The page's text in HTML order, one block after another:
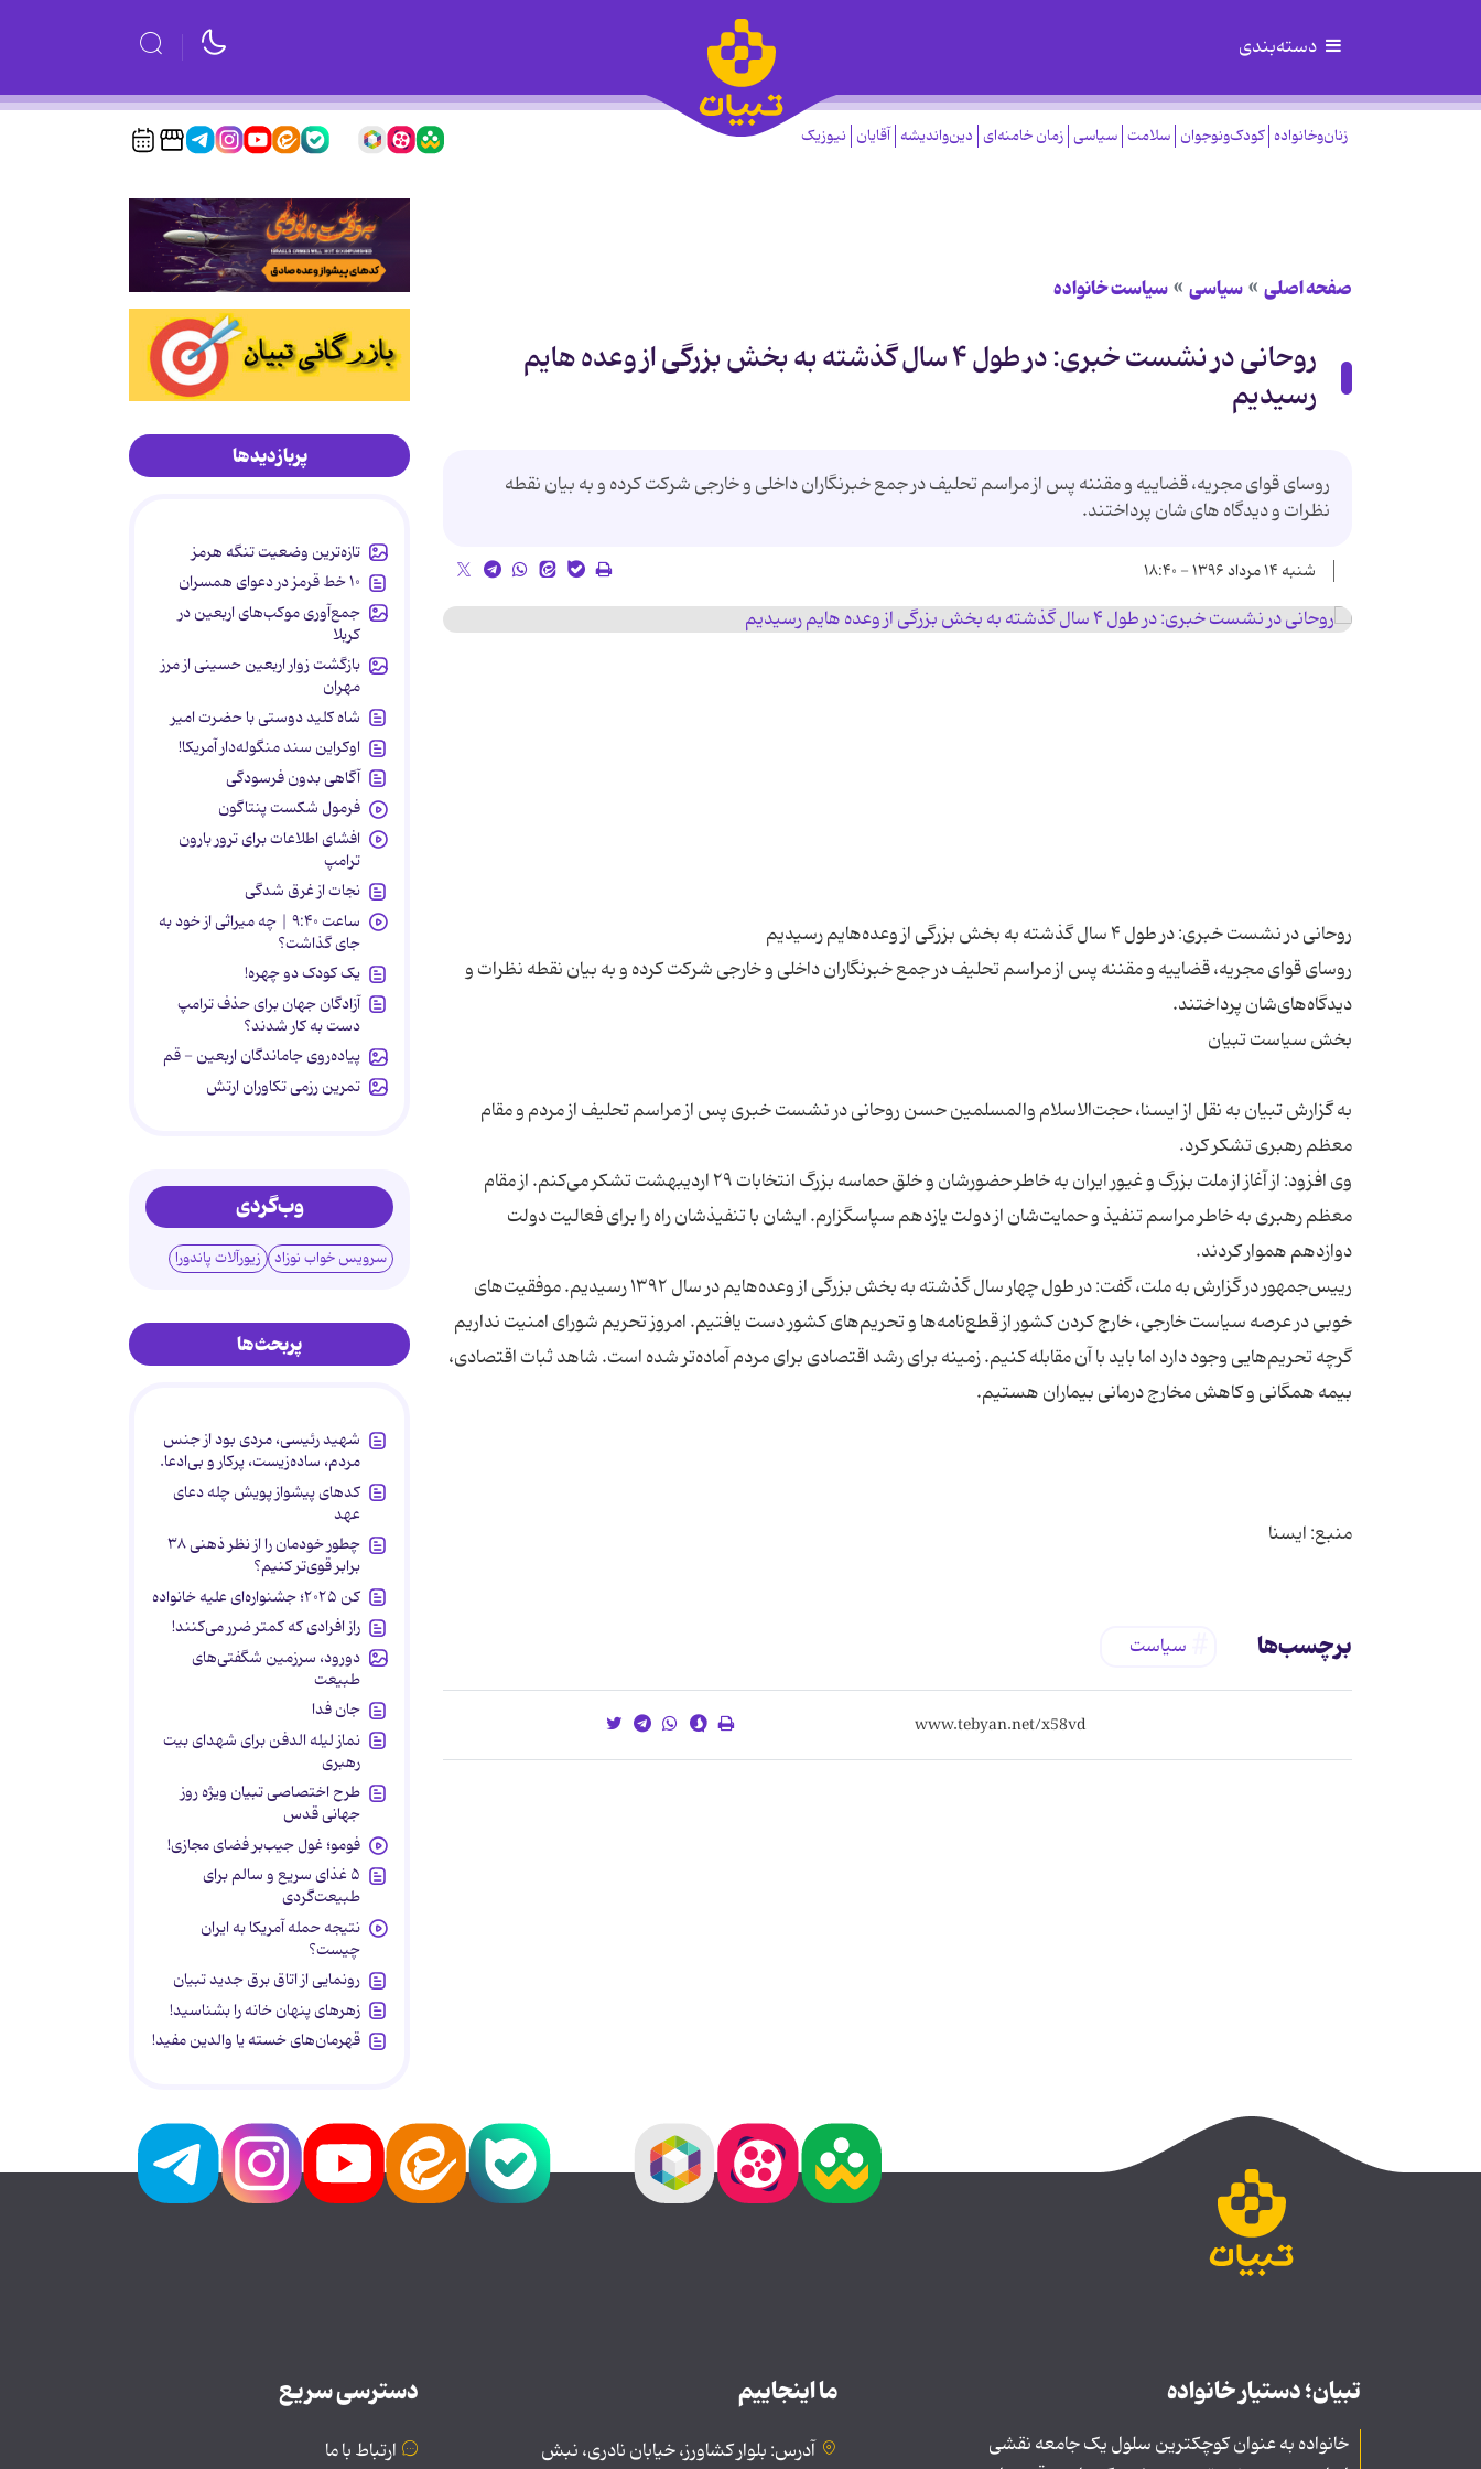
دسته‌بندی
زنان‌وخانواده کودک‌ونوجوان سلامت سیاسی زمان خامنه‌ای دین‌واندیشه آقایان نیوزیک
صفحه اصلی سیاسی سیاست خانواده
روحانی در نشست خبری: در طول ۴ سال گذشته به بخش بزرگی از وعده هایم
رسیدیم
روسای قوای مجریه، قضاییه و مقننه پس از مراسم تحلیف در جمع خبرنگاران داخلی و خارجی شرکت کرده و به بیان نقطه
نظرات و دیدگاه های شان پرداختند.
شنبه ۱۴ مرداد ۱۳۹۶ - ۱۸:۴۰
روسای قوای مجریه، قضاییه و مقننه پس از مراسم تحلیف در جمع خبرنگاران داخلی و خارجی شرکت کرده و به بیان نقطه نظرات و
به گزارش تبیان به نقل از ایسنا، حجت‌الاسلام والمسلمین حسن روحانی در نشست خبری پس از مراسم تحلیف از مردم و مقام
وی افزود: از آغاز از ملت بزرگ و غیور ایران به خاطر حضورشان و خلق حماسه بزرگ انتخابات ۲۹ اردیبهشت تشکر می‌کنم. از مقام
معظم رهبری به خاطر مراسم تنفیذ و حمایت‌شان از دولت یازدهم سپاسگزارم. ایشان با تنفیذشان راه را برای فعالیت دولت
رییس‌جمهور در گزارش به ملت، گفت: در طول چهار سال گذشته به بخش بزرگی از وعده‌هایم در سال ۱۳۹۲ رسیدیم. موفقیت‌های
خوبی در عرصه سیاست خارجی، خارج کردن کشور از قطع‌نامه‌ها و تحریم‌های کشور دست یافتیم. امروز تحریم شورای امنیت‌ نداریم
گرچه تحریم‌هایی وجود دارد اما باید با آن مقابله کنیم. زمینه برای رشد اقتصادی برای مردم آماده‌تر شده است. شاهد ثبات اقتصادی،
منبع: ایسنا
برچسب‌ها سیاست
پربازدیدها
تازه‌ترین وضعیت تنگه هرمز
۱۰ خط قرمز در دعوای همسران
جمع‌آوری موکب‌های اربعین در
کربلا
بازگشت زوار اربعین حسینی از مرز
مهران
شاه کلید دوستی با حضرت امیر
اوکراین سند منگوله‌دار آمریکا!
آگاهی بدون فرسودگی
فرمول شکست پنتاگون
افشای اطلاعات برای ترور بارون
ترامپ
نجات از غرق شدگی
ساعت ۹:۴۰ | چه میراثی از خود به
جای گذاشت؟
یک کودک دو چهره!
آزادگان جهان برای حذف ترامپ
دست به کار شدند؟
پیاده‌روی جاماندگان اربعین - قم
تمرین رزمی تکاوران ارتش
وب‌گردی
سرویس خواب نوزاد زیورآلات پاندورا
پربحث‌ها
شهید رئیسی، مردی بود از جنس
مردم، ساده‌زیست، پرکار و بی‌ادعا.
کدهای پیشواز پویش چله دعای
عهد
چطور خودمان را از نظر ذهنی ۳۸
برابر قوی‌تر کنیم؟
کن ۲۰۲۵؛ جشنواره‌ای علیه خانواده
راز افرادی که کمتر ضرر می‌کنند!
دورود، سرزمین شگفتی‌های
طبیعت
جان فدا
نماز لیله الدفن برای شهدای بیت
رهبری
طرح اختصاصی تبیان ویژه روز
جهانی قدس
فومو؛ غول جیب‌بر فضای مجازی!
۵ غذای سریع و سالم برای
طبیعت‌گردی
نتیجه حمله آمریکا به ایران
چیست؟
رونمایی از اتاق برق جدید تبیان
زهرهای پنهان خانه را بشناسید!
قهرمان‌های خسته یا والدین مفید!
تبیان؛ دستیار خانواده
خانواده به عنوان کوچکترین سلول یک جامعه نقشی
ما اینجاییم
آدرس: بلوار کشاورز، خیابان نادری، نبش
دسترسی سریع
ارتباط با ما